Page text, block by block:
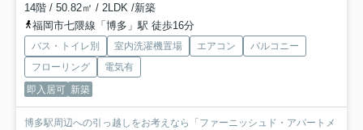
14階 / 50.82㎡ / 2LDK /新築
福岡市七隈線「博多」駅 徒歩16分
バス・トイレ別 室内洗濯機置場 エアコン
バルコニー
フローリング
電気有
即入居可 新築
博多駅周辺への引っ越しをお考えなら「ファーニッシュド・アパートメ